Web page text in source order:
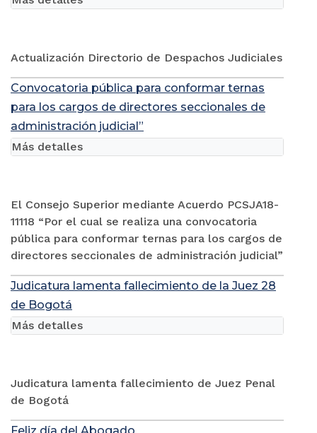
Actualización Directorio de Despachos Judiciales
Convocatoria pública para conformar ternas
para los cargos de directores seccionales de
administración judicial”
El Consejo Superior mediante Acuerdo PCSJA18-
11118 “Por el cual se realiza una convocatoria
pública para conformar ternas para los cargos de
directores seccionales de administración judicial”
Más detalles
Judicatura lamenta fallecimiento de la Juez 28
de Bogotá
Judicatura lamenta fallecimiento de Juez Penal
de Bogotá
Más detalles